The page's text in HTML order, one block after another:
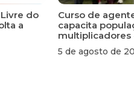
do
a
Curso de
capacita
multiplicadores
5 de agosto de